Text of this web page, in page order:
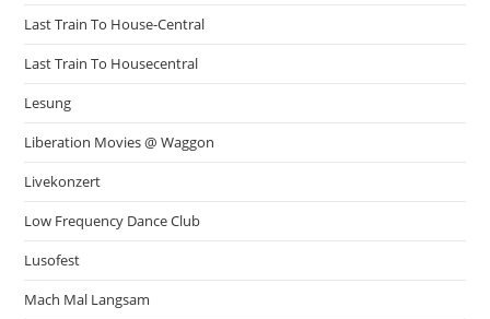
Last Train To House-Central
Last Train To Housecentral
Lesung
Liberation Movies @ Waggon
Livekonzert
Low Frequency Dance Club
Lusofest
Mach Mal Langsam